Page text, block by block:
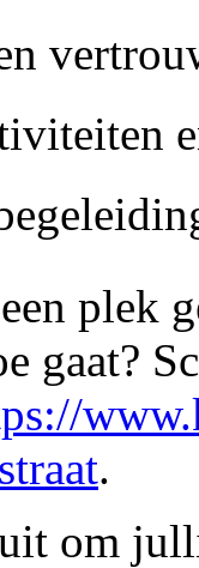
plek
gaat?
.
om